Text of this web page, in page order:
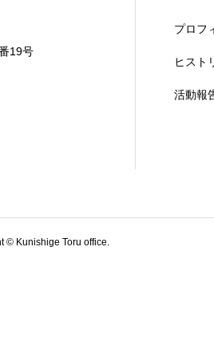
19号
プロフ
ヒスト
活動報
© Kunishige Toru office.